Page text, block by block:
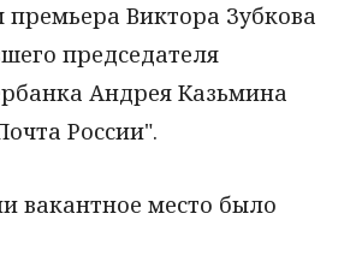
Виктора Зубкова
председателя
Андрея Казьмина
России".
вакантное место было